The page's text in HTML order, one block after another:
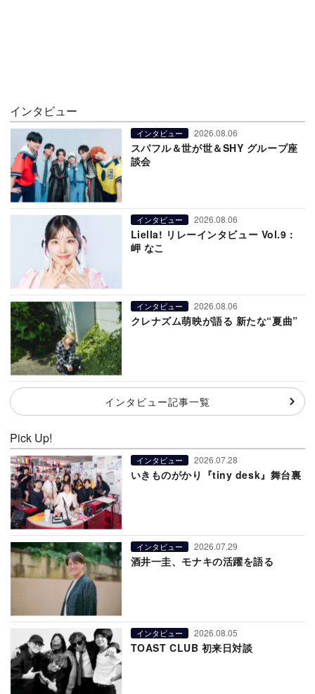
インタビュー
インタビュー 2026.08.06
スパフル＆世が世＆SHY グループ座
談会
インタビュー 2026.08.06
Liella! リレーインタビュー Vol.9：
岬 なこ
インタビュー 2026.08.06
クレナズム萌映が語る 新たな“夏曲”
インタビュー記事一覧
Pick Up!
インタビュー 2026.07.28
いきものがかり『tiny desk』舞台裏
インタビュー 2026.07.29
酒井一圭、モナキの活躍を語る
インタビュー 2026.08.05
TOAST CLUB 初来日対談